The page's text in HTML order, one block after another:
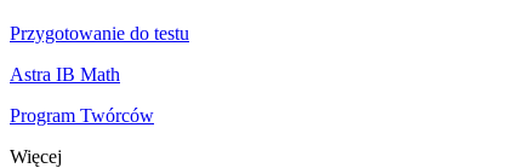
Przygotowanie do testu
Astra IB Math
Program Twórców
Więcej